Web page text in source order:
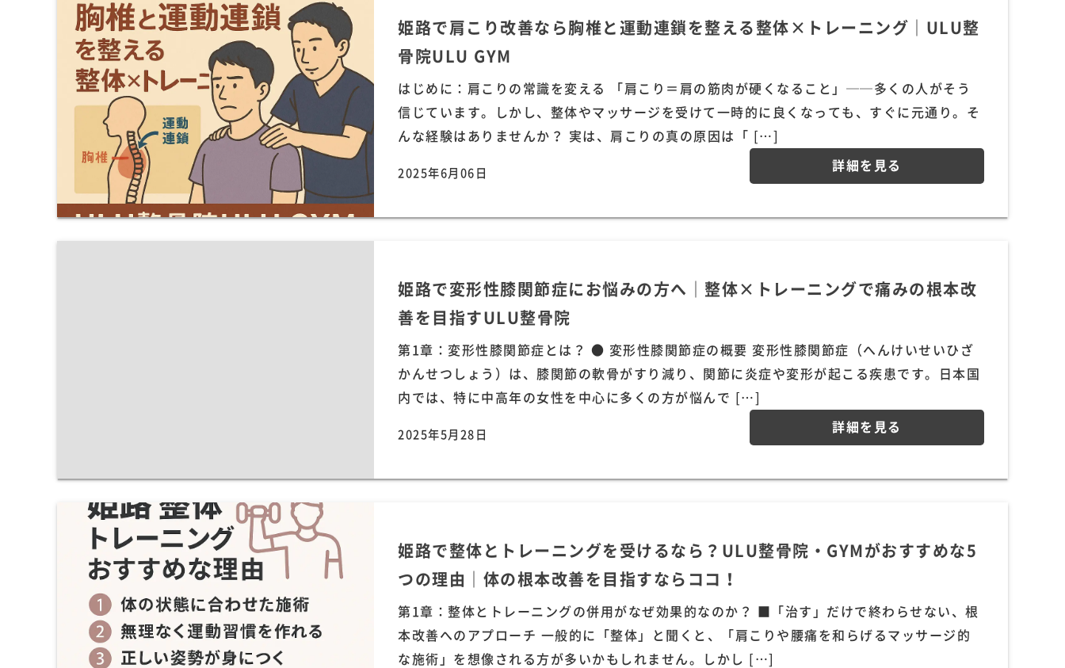
姫路で肩こり改善なら胸椎と運動連鎖を整える整体×トレーニング｜ULU整
骨院ULU GYM
はじめに：肩こりの常識を変える 「肩こり＝肩の筋肉が硬くなること」──多くの人がそう
信じています。しかし、整体やマッサージを受けて一時的に良くなっても、すぐに元通り。そ
んな経験はありませんか？ 実は、肩こりの真の原因は「 […]
2025年6月06日
詳細を見る
姫路で変形性膝関節症にお悩みの方へ｜整体×トレーニングで痛みの根本改
善を目指すULU整骨院
第1章：変形性膝関節症とは？ ● 変形性膝関節症の概要 変形性膝関節症（へんけいせいひざ
かんせつしょう）は、膝関節の軟骨がすり減り、関節に炎症や変形が起こる疾患です。日本国
内では、特に中高年の女性を中心に多くの方が悩んで […]
2025年5月28日
詳細を見る
姫路で整体とトレーニングを受けるなら？ULU整骨院・GYMがおすすめな5
つの理由｜体の根本改善を目指すならココ！
第1章：整体とトレーニングの併用がなぜ効果的なのか？ ■「治す」だけで終わらせない、根
本改善へのアプローチ 一般的に「整体」と聞くと、「肩こりや腰痛を和らげるマッサージ的
な施術」を想像される方が多いかもしれません。しかし […]